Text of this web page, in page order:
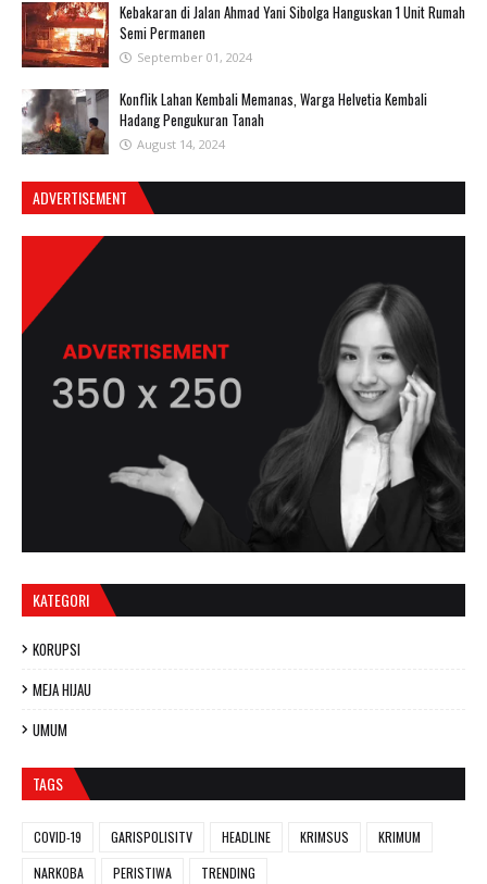
Kebakaran di Jalan Ahmad Yani Sibolga Hanguskan 1 Unit Rumah
Semi Permanen
September 01, 2024
Konflik Lahan Kembali Memanas, Warga Helvetia Kembali
Hadang Pengukuran Tanah
August 14, 2024
ADVERTISEMENT
KATEGORI
KORUPSI
MEJA HIJAU
UMUM
TAGS
COVID-19 GARISPOLISITV HEADLINE KRIMSUS
KRIMUM
NARKOBA
PERISTIWA TRENDING